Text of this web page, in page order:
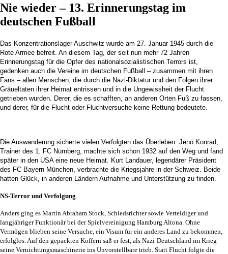
Nie wieder – 13. Erinnerungstag im
deutschen Fußball
Das Konzentrationslager Auschwitz wurde am 27. Januar 1945 durch die
Rote Armee befreit. An diesem Tag, der seit nun mehr 72 Jahren
Erinnerungstag für die Opfer des nationalsozialistischen Terrors ist,
gedenken auch die Vereine im deutschen Fußball – zusammen mit ihren
Fans – allen Menschen, die durch die Nazi-Diktatur und den Folgen ihrer
Gräueltaten ihrer Heimat entrissen und in die Ungewissheit der Flucht
getrieben wurden. Derer, die es schafften, an anderen Orten Fuß zu fassen,
und derer, für die Flucht oder Fluchtversuche keine Rettung bedeutete.
Die Auswanderung sicherte vielen Verfolgten das Überleben. Jenö Konrad,
Trainer des 1. FC Nürnberg, machte sich schon 1932 auf den Weg und fand
später in den USA eine neue Heimat. Kurt Landauer, legendärer Präsident
des FC Bayern München, verbrachte die Kriegsjahre in der Schweiz. Beide
hatten Glück, in anderen Ländern Aufnahme und Unterstützung zu finden.
NS-Terror und Verfolgung
Anders ging es Martin Abraham Stock, Schiedsrichter sowie Verteidiger und
langjähriger Funktionär bei der Spielvereinigung Hamburg Altona. Ohne
Vermögen blieben seine Versuche, ein Visum für ein anderes Land zu bekommen,
erfolglos. Auf den gepackten Koffern saß er fest, als Nazi-Deutschland im Krieg
seine Vernichtungsmaschinerie ins Unvorstellbare trieb. Statt Flucht folgte die